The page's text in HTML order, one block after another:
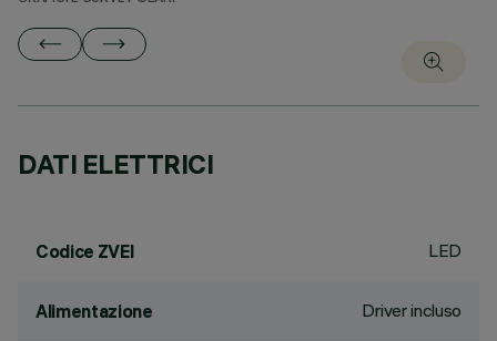
DATI ELETTRICI
Codice ZVEI LED
Alimentazione Driver incluso